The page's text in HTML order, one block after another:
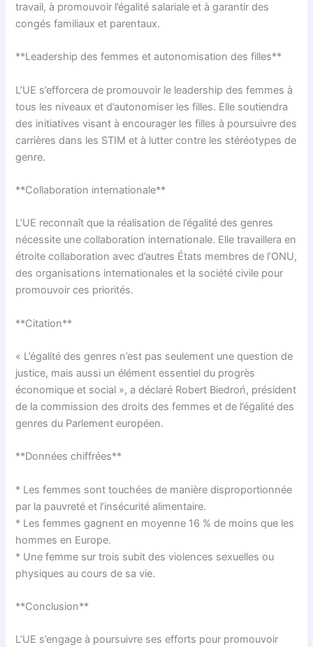
travail, à promouvoir l’égalité salariale et à garantir des
congés familiaux et parentaux.
**Leadership des femmes et autonomisation des filles**
L’UE s’efforcera de promouvoir le leadership des femmes à
tous les niveaux et d’autonomiser les filles. Elle soutiendra
des initiatives visant à encourager les filles à poursuivre des
carrières dans les STIM et à lutter contre les stéréotypes de
genre.
**Collaboration internationale**
L’UE reconnaît que la réalisation de l’égalité des genres
nécessite une collaboration internationale. Elle travaillera en
étroite collaboration avec d’autres États membres de l’ONU,
des organisations internationales et la société civile pour
promouvoir ces priorités.
**Citation**
« L’égalité des genres n’est pas seulement une question de
justice, mais aussi un élément essentiel du progrès
économique et social », a déclaré Robert Biedroń, président
de la commission des droits des femmes et de l’égalité des
genres du Parlement européen.
**Données chiffrées**
* Les femmes sont touchées de manière disproportionnée
par la pauvreté et l’insécurité alimentaire.
* Les femmes gagnent en moyenne 16 % de moins que les
hommes en Europe.
* Une femme sur trois subit des violences sexuelles ou
physiques au cours de sa vie.
**Conclusion**
L’UE s’engage à poursuivre ses efforts pour promouvoir